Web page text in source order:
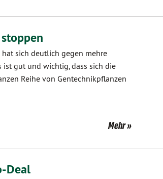
sich deutlich gegen mehre
ist gut und wichtig, dass sich die
Reihe von Gentechnikpflanzen
Mehr
Deal